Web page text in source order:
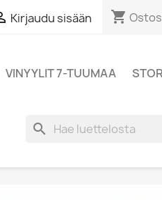
Kirjaudu sisään shopping_cart
VINYYLIT 7-TUUMAA
search